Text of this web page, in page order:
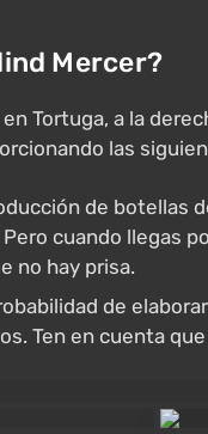
Mercer?
Tortuga, a la
las
de botellas
cuando llegas
no hay prisa.
de
Ten en cuenta